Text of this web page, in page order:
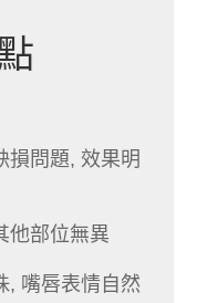
損問題, 效果明
他部位無異
, 嘴唇表情自然